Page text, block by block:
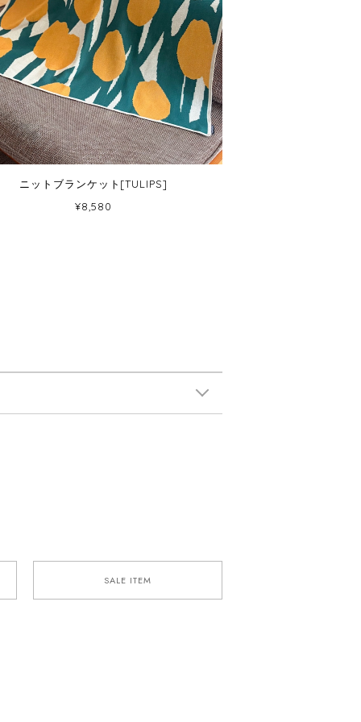
ニットブランケット[TULIPS]
¥8,580
SALE ITEM